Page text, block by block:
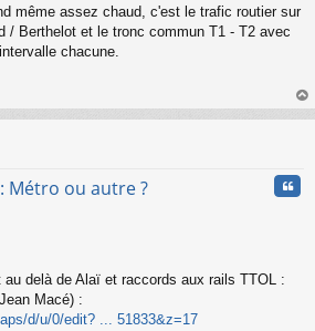
même assez chaud, c'est le trafic routier sur
/ Berthelot et le tronc commun T1 - T2 avec
chacune.
au
Métro ou autre ?
au delà de Alaï et raccords aux rails TTOL :
Macé) :
d/u/0/edit? ... 51833&z=17